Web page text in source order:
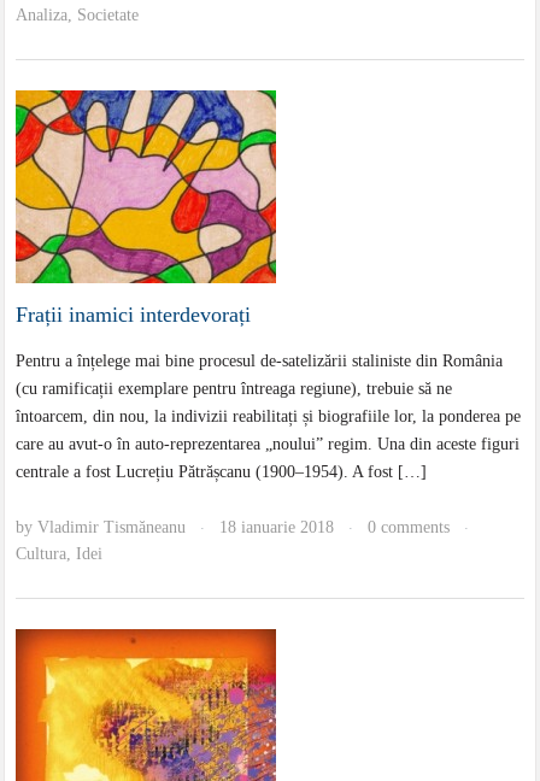
Analiza, Societate
Frații inamici interdevorați
Pentru a înțelege mai bine procesul de-satelizării staliniste din România
(cu ramificații exemplare pentru întreaga regiune), trebuie să ne
întoarcem, din nou, la indivizii reabilitați și biografiile lor, la ponderea pe
care au avut-o în auto-reprezentarea „noului” regim. Una din aceste figuri
centrale a fost Lucrețiu Pătrășcanu (1900–1954). A fost […]
byVladimir Tismăneanu · 18 ianuarie 2018 · 0 comments ·
Cultura, Idei